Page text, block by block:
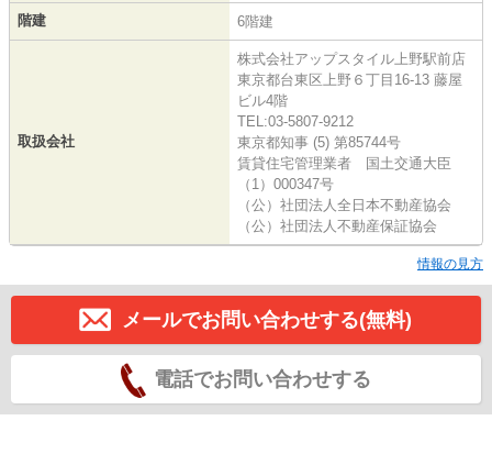
階建 6階建
取扱会社
株式会社アップスタイル上野駅前店
東京都台東区上野６丁目16-13 藤屋
ビル4階
TEL:03-5807-9212
東京都知事 (5) 第85744号
賃貸住宅管理業者 国土交通大臣
（1）000347号
（公）社団法人全日本不動産協会
（公）社団法人不動産保証協会
情報の見方
メールでお問い合わせする(無料)
電話でお問い合わせする